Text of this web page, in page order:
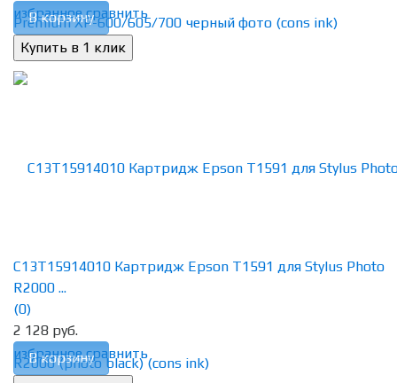
избранное сравнить
В корзину
избранное сравнить
C13T15914010 Картридж Epson T1591 для Stylus Photo
R2000 ...
(0)
2 128 руб.
В корзину